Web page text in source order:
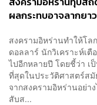
ผลกระทบอาจลากยา
สงครามอิหร่านทำให้โ
ดอลลาร์ นักวิเคราะห์เ
ไปอีกหลายปี โดยชี้ว่า เ
ที่สุดในประวัติศาสตร์
จากสงครามอิหร่านอย่า
สับส...